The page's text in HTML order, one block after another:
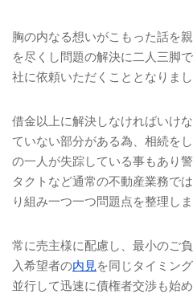
胸の内なる想いがこもった話を
を尽くし問題の解決に二人三脚
社に依頼いただくこととなりまし
借金以上に解決しなければいけ
ていない部分がある為、相続を
の一人が失踪している事もあり
タクトなど通常の不動産業務で
り組み一つ一つ問題点を整理しま
常に売主様に配慮し、最小のご
入希望者の内見を同じタイミン
並行して迅速に債権者交渉も始め